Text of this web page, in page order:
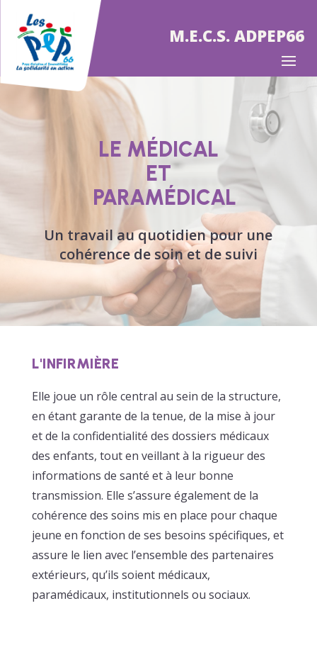
M.E.C.S. ADPEP66
LE MÉDICAL
ET
PARAMÉDICAL
Un travail au quotidien pour une
cohérence de soin et de suivi
L'INFIRMIÈRE
Elle joue un rôle central au sein de la structure,
en étant garante de la tenue, de la mise à jour
et de la confidentialité des dossiers médicaux
des enfants, tout en veillant à la rigueur des
informations de santé et à leur bonne
transmission. Elle s’assure également de la
cohérence des soins mis en place pour chaque
jeune en fonction de ses besoins spécifiques, et
assure le lien avec l’ensemble des partenaires
extérieurs, qu’ils soient médicaux,
paramédicaux, institutionnels ou sociaux.